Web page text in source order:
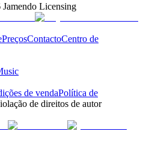
Jamendo Licensing
PreçosContactoCentro de
de vendaPolítica de
de direitos de autor